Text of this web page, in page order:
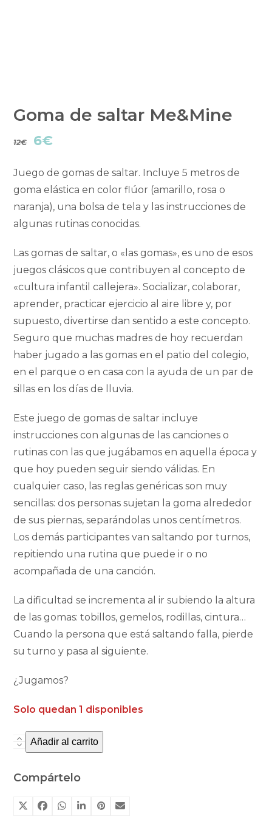
Goma de saltar Me&Mine
12€
El
original
era:
6€
actual
es:
Juego de gomas de saltar. Incluye 5 metros de
goma elástica en color flúor (amarillo, rosa o
naranja), una bolsa de tela y las instrucciones de
algunas rutinas conocidas.
Las gomas de saltar, o «las gomas», es uno de esos
juegos clásicos que contribuyen al concepto de
«cultura infantil callejera». Socializar, colaborar,
aprender, practicar ejercicio al aire libre y, por
supuesto, divertirse dan sentido a este concepto.
Seguro que muchas madres de hoy recuerdan
haber jugado a las gomas en el patio del colegio,
en el parque o en casa con la ayuda de un par de
sillas en los días de lluvia.
Este juego de gomas de saltar incluye
instrucciones con algunas de las canciones o
rutinas con las que jugábamos en aquella época y
que hoy pueden seguir siendo válidas. En
cualquier caso, las reglas genéricas son muy
sencillas: dos personas sujetan la goma alrededor
de sus piernas, separándolas unos centímetros.
Los demás participantes van saltando por turnos,
repitiendo una rutina que puede ir o no
acompañada de una canción.
La dificultad se incrementa al ir subiendo la altura
de las gomas: tobillos, gemelos, rodillas, cintura…
Cuando la persona que está saltando falla, pierde
su turno y pasa al siguiente.
¿Jugamos?
Solo quedan 1 disponibles
Goma
saltar
cantidad
Añadir al carrito
Compártelo